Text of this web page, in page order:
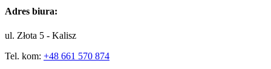
Adres biura:
ul. Złota 5 - Kalisz
Tel. kom: +48 661 570 874